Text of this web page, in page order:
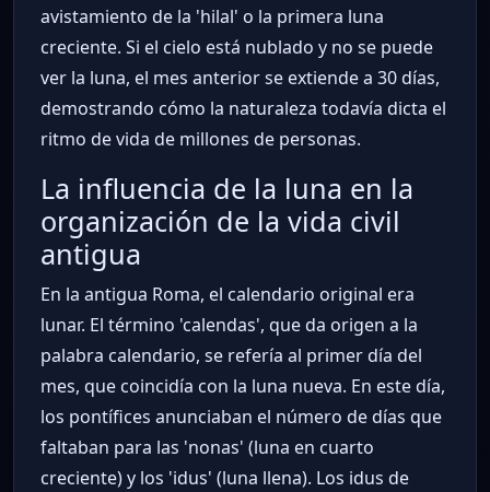
avistamiento de la 'hilal' o la primera luna
creciente. Si el cielo está nublado y no se puede
ver la luna, el mes anterior se extiende a 30 días,
demostrando cómo la naturaleza todavía dicta el
ritmo de vida de millones de personas.
La influencia de la luna en la
organización de la vida civil
antigua
En la antigua Roma, el calendario original era
lunar. El término 'calendas', que da origen a la
palabra calendario, se refería al primer día del
mes, que coincidía con la luna nueva. En este día,
los pontífices anunciaban el número de días que
faltaban para las 'nonas' (luna en cuarto
creciente) y los 'idus' (luna llena). Los idus de